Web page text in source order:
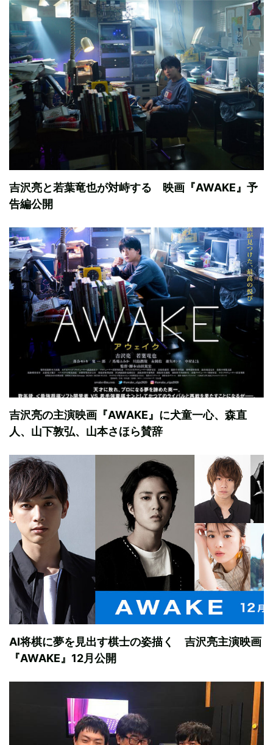
吉沢亮と若葉竜也が対峙する 映画『AWAKE』予
告編公開
吉沢亮の主演映画『AWAKE』に犬童一心、森直
人、山下敦弘、山本さほら賛辞
AI将棋に夢を見出す棋士の姿描く 吉沢亮主演映画
『AWAKE』12月公開